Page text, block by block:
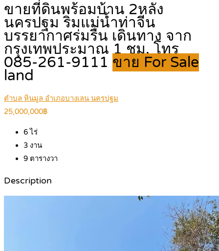
ขายที่ดินพร้อมบ้าน 2หลัง
นครปฐม ริมแม่น้ำท่าจีน
บรรยากาศร่มรื่น เดินทาง จาก
กรุงเทพประมาณ 1 ชม. โทร
085-261-9111 ขาย For Sale
land
ตำบล หินมูล อำเภอบางเลน นครปฐม
25,000,000฿
6ไร่
3 งาน
9 ตารางวา
Description